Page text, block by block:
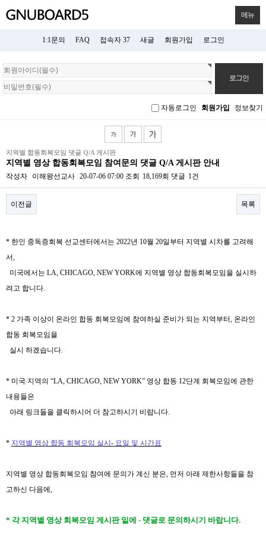
메뉴
1:1문의 FAQ 접속자 37 새글 회원가입 로그인
회
원
로
자동로그인 회원가입 정보찾기
지역별 합동회복모임 댓글 Q/A 게시판
지역별 영상 합동회복모임 참여문의 댓글 Q/A 게시판 안내
작성자 이해왕선교사 20-07-06 07:00 조회 18,169회 댓글 1건
이전글 목록
* 한인 중독증회복 선교센터에서는 2022년 10월 20일부터 지역별 시차를 고려해
서,
미국에서는 LA, CHICAGO, NEW YORK에 지역별 영상 합동회복모임을 실시하
려고 합니다.
* 2 가족 이상이 온라인 합동 회복모임에 참여하실 준비가 되는 지역부터, 온라인
합동 회복모임을
실시 하겠습니다.
* 미국 지역의 “LA, CHICAGO, NEW YORK” 영상 합동 12단계 회복모임에 관한
내용들은
아래 링크들을 클릭하시어 더 참고하시기 비랍니다.
* 지역별 영상 합동 회복모임 실시 - 요일 및 시간표
지역별 영상 합동회복모임 참여에 문의가 계신 분은, 먼저 아래 제한사항들을 참
고하신 다음에,
* 각 지역별 영상 회복모임 게시판 밑에 - 댓글로 문의하시기 바랍니다.